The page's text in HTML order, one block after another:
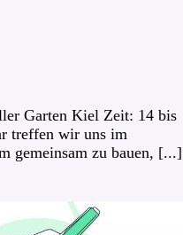
Garten Kiel Zeit: 14 bis
treffen wir uns im
gemeinsam zu bauen, [...]